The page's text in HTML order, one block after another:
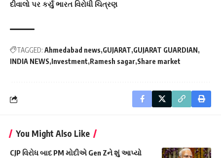
દીવાલો પર કર્યું ભારત વિરોધી ચિત્રણ
TAGGED: Ahmedabad news GUJARAT GUJARAT GUARDIAN
INDIA NEWS Investment Ramesh sagar Share market
You Might Also Like
CJP વિરોધ બાદ PM મોદીએ Gen Zને શું આપ્યો